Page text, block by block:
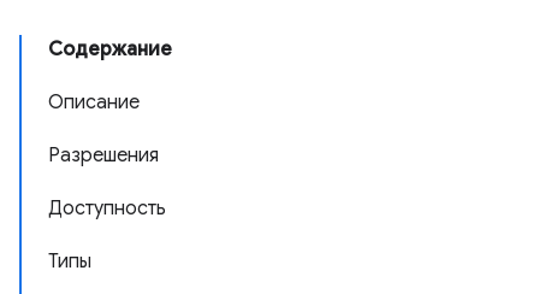
Содержание
Описание
Разрешения
Доступность
Типы